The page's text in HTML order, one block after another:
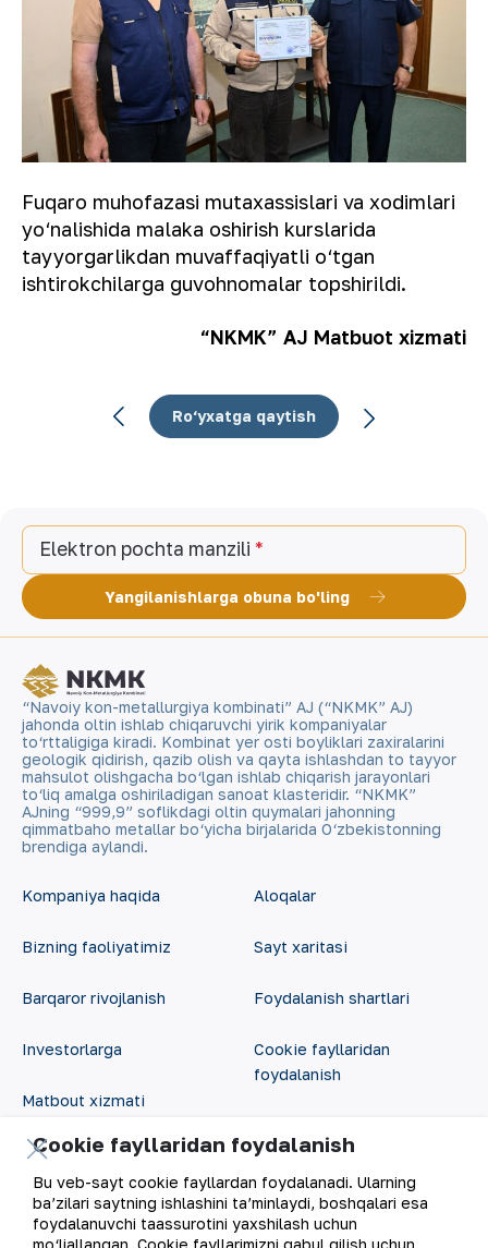
Fuqaro muhofazasi mutaxassislari va xodimlari
yo‘nalishida malaka oshirish kurslarida
tayyorgarlikdan muvaffaqiyatli o‘tgan
ishtirokchilarga guvohnomalar topshirildi.
“NKMK” AJ Matbuot xizmati
Ro‘yxatga qaytish
Elektron pochta manzili
Yangilanishlarga obuna bo'ling
“Navoiy kon-metallurgiya kombinati” AJ (“NKMK” AJ)
jahonda oltin ishlab chiqaruvchi yirik kompaniyalar
to‘rttaligiga kiradi. Kombinat yer osti boyliklari zaxiralarini
geologik qidirish, qazib olish va qayta ishlashdan to tayyor
mahsulot olishgacha bo‘lgan ishlab chiqarish jarayonlari
to‘liq amalga oshiriladigan sanoat klasteridir. “NKMK”
AJning “999,9” soflikdagi oltin quymalari jahonning
qimmatbaho metallar bo‘yicha birjalarida O‘zbekistonning
brendiga aylandi.
Kompaniya haqida
Bizning faoliyatimiz
Barqaror rivojlanish
Investorlarga
Matbout xizmati
Karyera
Raqamli hukumat
Aloqalar
Sayt xaritasi
Foydalanish shartlari
Cookie fayllaridan
foydalanish
RSS feed
Cookie fayllaridan foydalanish
Bu veb-sayt cookie fayllardan foydalanadi. Ularning
ba’zilari saytning ishlashini ta’minlaydi, boshqalari esa
foydalanuvchi taassurotini yaxshilash uchun
mo‘ljallangan. Cookie fayllarimizni qabul qilish uchun